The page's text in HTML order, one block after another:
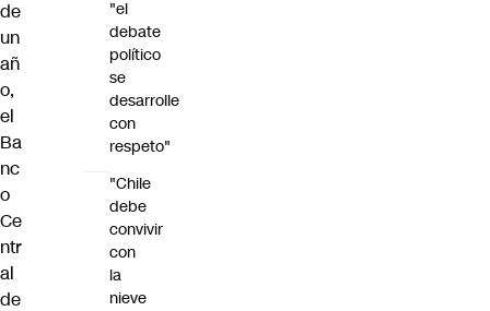
de
un
añ
o,
el
Ba
nc
o
Ce
ntr
al
de
"el
debate
político
se
desarrolle
con
respeto"
"Chile
debe
convivir
con
la
nieve